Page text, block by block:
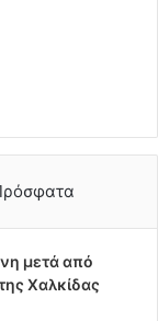
μετά από
Χαλκίδας